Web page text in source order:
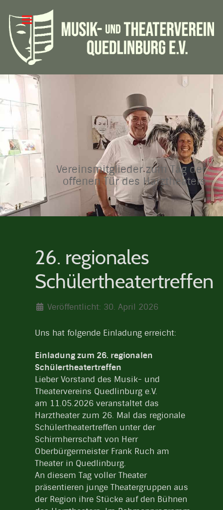
Vereinsmitglieder zum Tag der
offenen Tür des Harztheaters
26. regionales
Schülertheatertreffen
Veröffentlicht: 30. April 2026
Uns hat folgende Einladung erreicht:
Einladung zum 26. regionalen
Schülertheatertreffen
Lieber Vorstand des Musik- und
Theatervereins Quedlinburg e.V.
am 11.05.2026 veranstaltet das
Harztheater zum 26. Mal das regionale
Schülertheatertreffen unter der
Schirmherrschaft von Herr
Oberbürgermeister Frank Ruch am
Theater in Quedlinburg.
An diesem Tag voller Theater
präsentieren junge Theatergruppen aus
der Region ihre Stücke auf den Bühnen